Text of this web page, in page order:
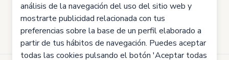
análisis de la navegación del uso del sitio web y
mostrarte publicidad relacionada con tus
preferencias sobre la base de un perfil elaborado a
partir de tus hábitos de navegación. Puedes aceptar
todas las cookies pulsando el botón 'Aceptar todas